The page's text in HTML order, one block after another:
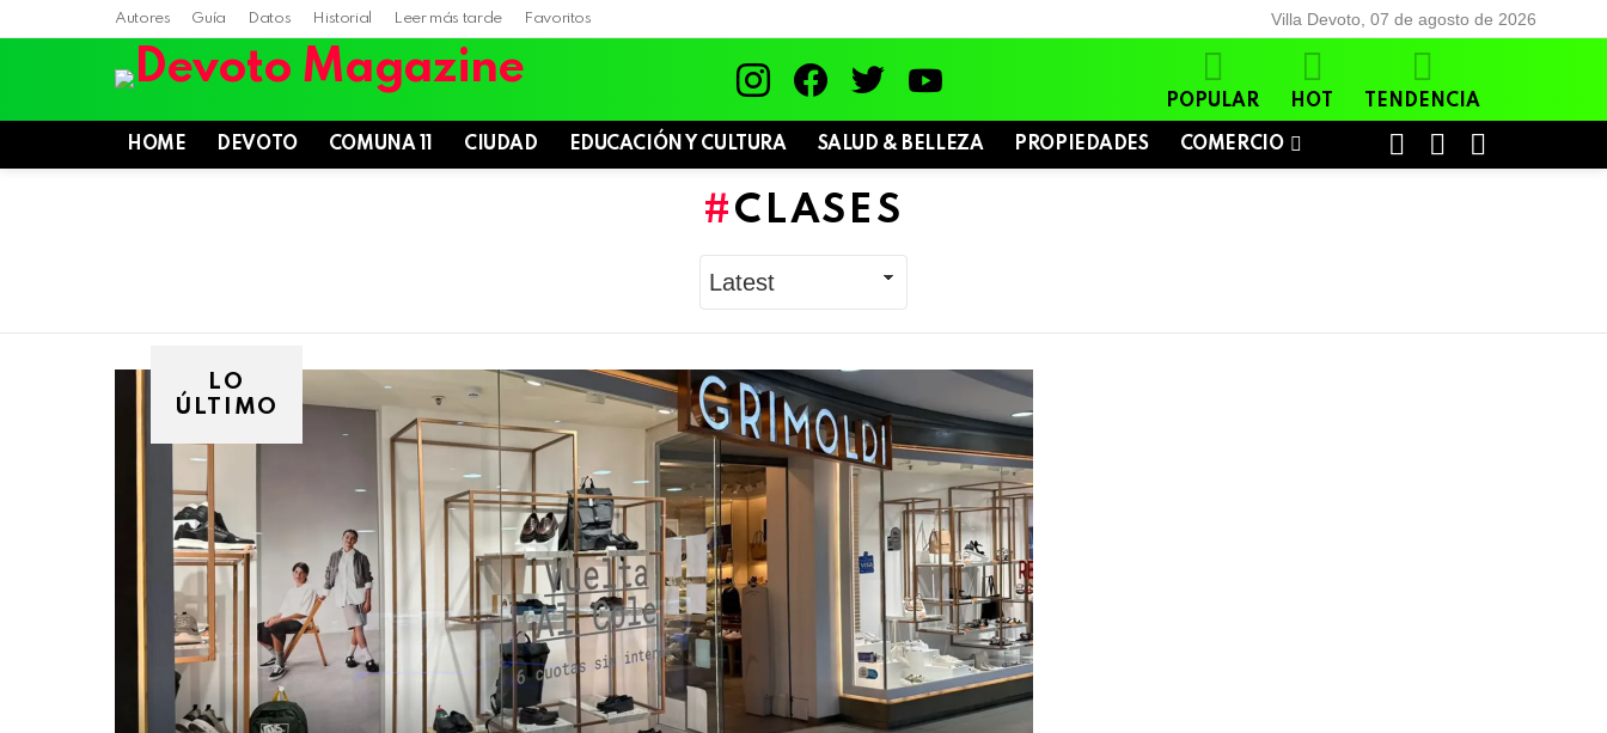
Autores Guía Datos Historial Leer más tarde Favoritos Villa Devoto, 07 de agosto de 2026
POPULAR HOT TENDENCIA
HOME DEVOTO COMUNA 11 CIUDAD EDUCACIÓN Y CULTURA SALUD & BELLEZA PROPIEDADES COMERCIO
SWITCH
CLASES
LO
ÚLTIMO
de
agosto
de
2026